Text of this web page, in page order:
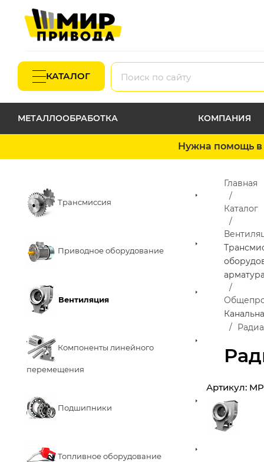
КАТАЛОГ
МЕТАЛЛООБРАБОТКА КОМПАНИЯ
Нужна помощь в
Трансмиссия
Приводное оборудование
Вентиляция
Компоненты линейного
перемещения
Подшипники
Топливное оборудование
Главная
Каталог
арматура
Артикул: